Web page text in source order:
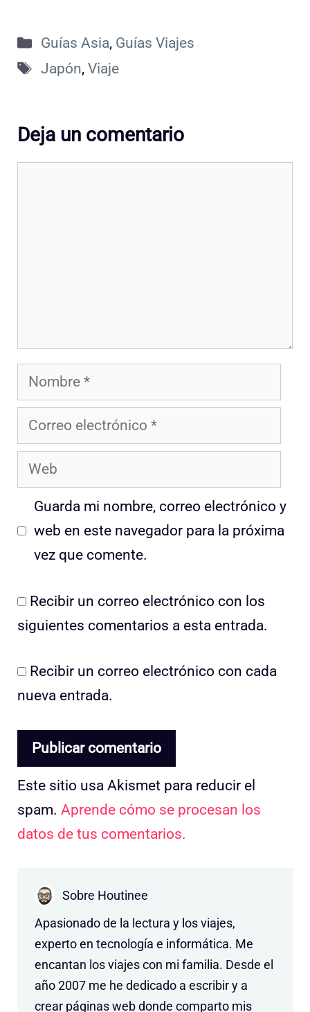
Categorías
Guías Asia, Guías Viajes
Etiquetas
Japón, Viaje
Deja un comentario
Nombre
Correo
electrónico
Web
Guarda mi nombre, correo electrónico y
web en este navegador para la próxima
vez que comente.
Recibir un correo electrónico con los
siguientes comentarios a esta entrada.
Recibir un correo electrónico con cada
nueva entrada.
Este sitio usa Akismet para reducir el
spam. Aprende cómo se procesan los
datos de tus comentarios.
Sobre Houtinee
Apasionado de la lectura y los viajes,
experto en tecnología e informática. Me
encantan los viajes con mi familia. Desde el
año 2007 me he dedicado a escribir y a
crear páginas web donde comparto mis